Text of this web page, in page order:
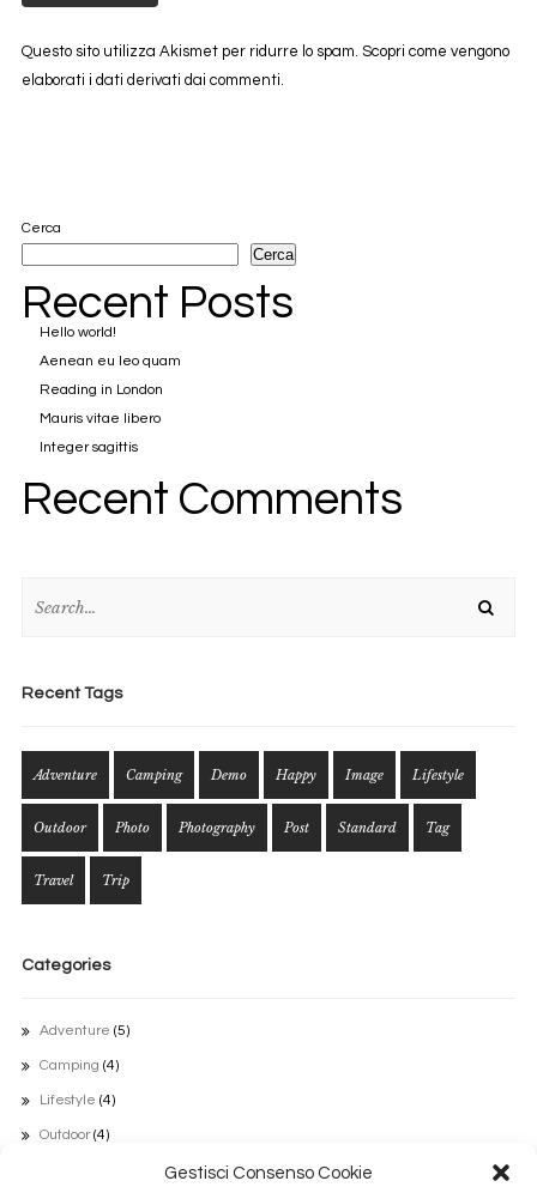
Gestisci Consenso Cookie
Questo sito utilizza Akismet per ridurre lo spam. Scopri come vengono
elaborati i dati derivati dai commenti.
Cerca
Cerca
Recent Posts
Hello world!
Aenean eu leo quam
Reading in London
Mauris vitae libero
Integer sagittis
Recent Comments
Recent Tags
Adventure Camping Demo Happy Image Lifestyle
Outdoor Photo Photography Post Standard Tag
Travel Trip
Categories
Adventure (5)
Camping (4)
Lifestyle (4)
Outdoor(4)